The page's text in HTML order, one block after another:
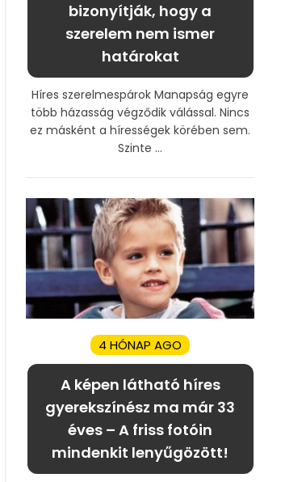
bizonyítják, hogy a
szerelem nem ismer
határokat
Híres szerelmespárok Manapság egyre
több házasság végződik válással. Nincs
ez másként a hírességek körében sem.
Szinte ...
4 HÓNAP AGO
A képen látható híres
gyerekszínész ma már 33
éves – A friss fotóin
mindenkit lenyűgözött!